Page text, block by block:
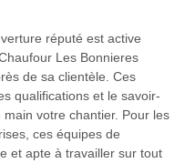
réputé est active
Les Bonnieres
de sa clientèle. Ces
qualifications et le savoir-
votre chantier. Pour les
ces équipes de
et apte à travailler sur tout